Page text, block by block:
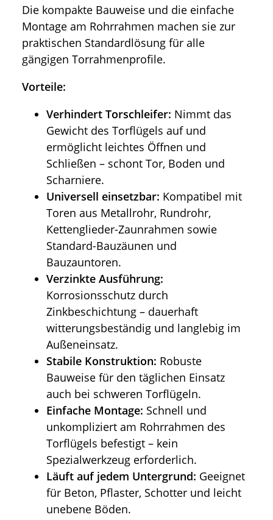
Die kompakte Bauweise und die einfache
Montage am Rohrrahmen machen sie zur
praktischen Standardlösung für alle
gängigen Torrahmenprofile.
Vorteile:
Verhindert Torschleifer: Nimmt das
Gewicht des Torflügels auf und
ermöglicht leichtes Öffnen und
Schließen – schont Tor, Boden und
Scharniere.
Universell einsetzbar: Kompatibel mit
Toren aus Metallrohr, Rundrohr,
Kettenglieder-Zaunrahmen sowie
Standard-Bauzäunen und
Bauzauntoren.
Verzinkte Ausführung:
Korrosionsschutz durch
Zinkbeschichtung – dauerhaft
witterungsbeständig und langlebig im
Außeneinsatz.
Stabile Konstruktion: Robuste
Bauweise für den täglichen Einsatz
auch bei schweren Torflügeln.
Einfache Montage: Schnell und
unkompliziert am Rohrrahmen des
Torflügels befestigt – kein
Spezialwerkzeug erforderlich.
Läuft auf jedem Untergrund: Geeignet
für Beton, Pflaster, Schotter und leicht
unebene Böden.